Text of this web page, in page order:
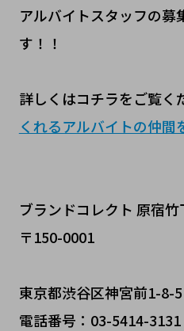
アルバイトスタッフの募
す！！
詳しくはコチラをご覧
くれるアルバイトの仲間
ブランドコレクト 原宿
〒150-0001
東京都渋谷区神宮前1-8-5
電話番号：03-5414-3131